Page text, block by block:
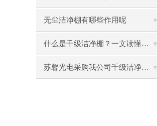
助力环保型半导体产业发展
无尘洁净棚有哪些作用呢
什么是千级洁净棚？一文读懂其结构特点与局部净化优势
苏馨光电采购我公司千级洁净棚普通工作台一批（7月07日）已顺利交货